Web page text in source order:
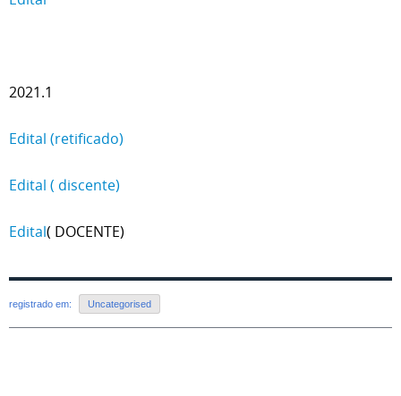
2021.1
Edital (retificado)
Edital ( discente)
Edital( DOCENTE)
registrado em: Uncategorised